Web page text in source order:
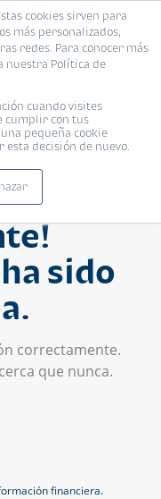
cookies sirven para
más personalizados,
redes. Para conocer más
nuestra Política de
cuando visites
cumplir con tus
pequeña cookie
esta decisión de nuevo.
sido
correctamente.
que nunca.
financiera.